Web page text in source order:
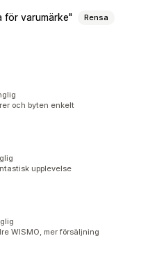
för varumärke Rensa
och byten enkelt
upplevelse
WISMO, mer försäljning